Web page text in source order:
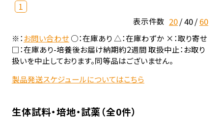
1
表示件数 20 40 60
※：お問い合わせ○：在庫あり △：在庫わずか ×：取り寄せ
□：在庫あり-培養後お届け納期約2週間 取扱中止：お取り
扱いを中止しております。同等品はございません。
製品発送スケジュールについてはこちら
生体試料・培地・試薬（全0件）